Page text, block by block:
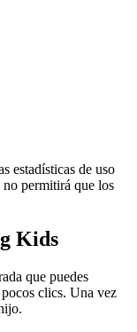
estadísticas de uso
permitirá que los
Kids
que puedes
clics. Una vez